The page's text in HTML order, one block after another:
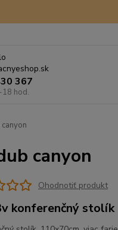
367
hod.
canyon
Ohodnotiť produkt
konferenčný stolík